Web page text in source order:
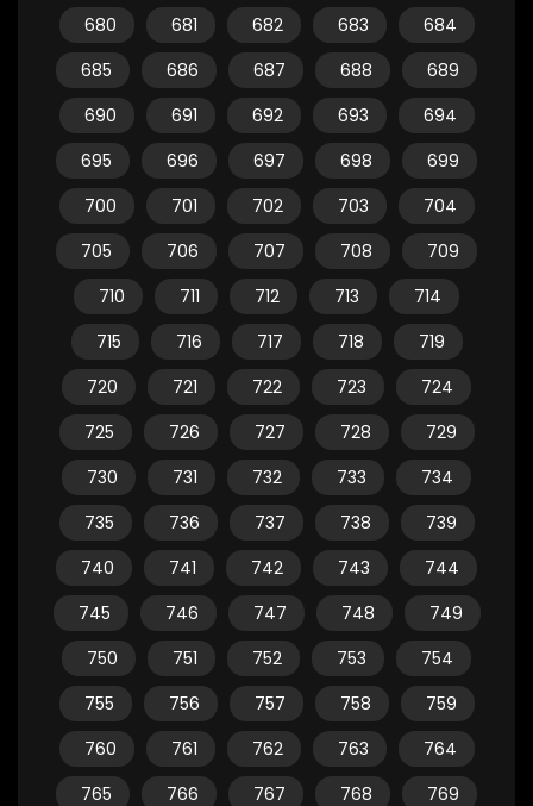
680
681 682 683
684
685
686 687 688
689
690
691 692 693
694
695
696 697 698
699
700
701 702 703
704
705
706 707 708
709
710
711 712 713
714
715
716 717 718
719
720
721 722 723
724
725
726 727 728
729
730
731 732 733
734
735
736 737 738
739
740
741 742 743
744
745
746 747 748
749
750
751 752 753
754
755
756 757 758
759
760
761 762 763
764
765
766 767 768
769